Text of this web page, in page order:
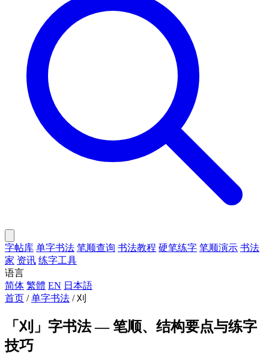
字帖库 单字书法 笔顺查询 书法教程 硬笔练字 笔顺演示 书法
家 资讯 练字工具
语言
简体 繁體 EN 日本語
首页 / 单字书法 / 刈
「刈」字书法 — 笔顺、结构要点与练字
技巧